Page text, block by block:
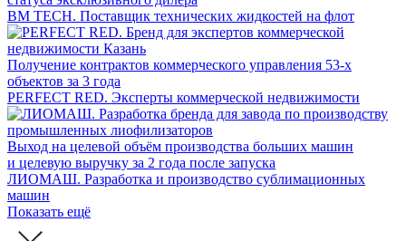
BM TECH. Поставщик технических жидкостей на флот
Получение контрактов коммерческого управления 53-х
объектов за 3 года
PERFECT RED. Эксперты коммерческой недвижимости
Выход на целевой объём производства больших машин
и целевую выручку за 2 года после запуска
ЛИОМАШ. Разработка и производство сублимационных
машин
Показать ещё